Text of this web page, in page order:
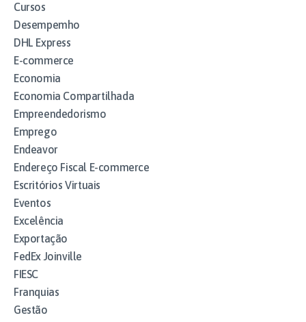
Cursos
Desempemho
DHL Express
E-commerce
Economia
Economia Compartilhada
Empreendedorismo
Emprego
Endeavor
Endereço Fiscal E-commerce
Escritórios Virtuais
Eventos
Excelência
Exportação
FedEx Joinville
FIESC
Franquias
Gestão